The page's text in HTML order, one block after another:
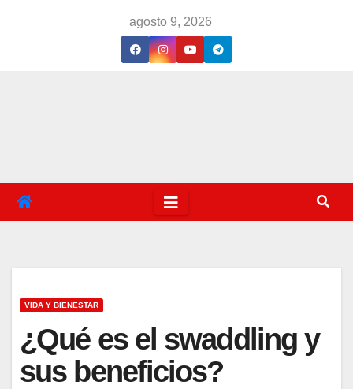
agosto 9, 2026
VIDA Y BIENESTAR
¿Qué es el swaddling y
sus beneficios?